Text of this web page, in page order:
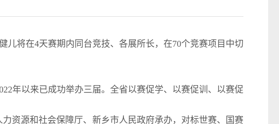
儿将在4天赛期内同台竞技、各展所长，在70个竞赛项目中切
年以来已成功举办三届。全省以赛促学、以赛促训、以赛促
资源和社会保障厅、新乡市人民政府承办，对标世赛、国赛